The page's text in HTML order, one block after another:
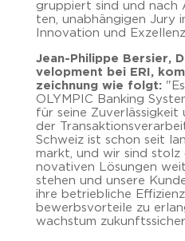
grup­piert sind und nach
ten, un­ab­hän­gi­gen Jury
In­no­va­ti­on und
Jean-​Philippe Ber­sier,
ve­lo­p­ment bei ERI,
zeich­nung wie folgt:"Es
OLYM­PIC Ban­king
für seine
der
Schweiz ist schon seit
markt, und wir sind stolz
no­va­ti­ven Lö­sun­gen
ste­hen und un­se­re
ihre be­trieb­li­che
be­werbs­vor­tei­le zu
wachs­tum